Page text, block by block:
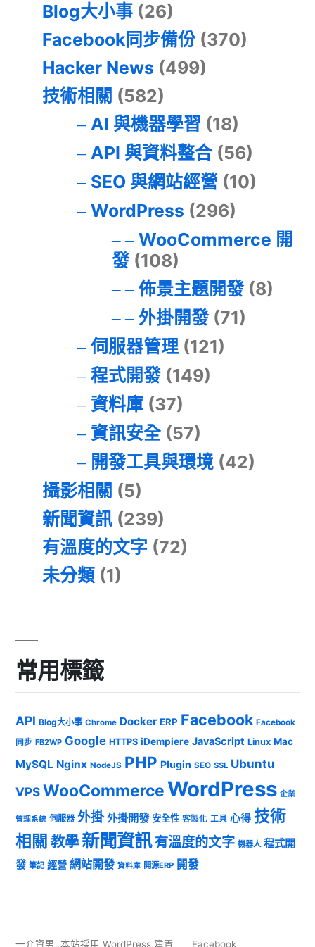
Blog大小事 (26)
Facebook同步備份 (370)
Hacker News (499)
技術相關 (582)
AI 與機器學習 (18)
API 與資料整合(56)
SEO 與網站經營 (10)
WordPress (296)
WooCommerce 開
發(108)
佈景主題開發(8)
外掛開發(71)
伺服器管理(121)
程式開發(149)
資料庫(37)
資訊安全(57)
開發工具與環境(42)
攝影相關 (5)
新聞資訊 (239)
有溫度的文字 (72)
未分類 (1)
常用標籤
API Blog大小事 Chrome Docker ERP Facebook Facebook
同步 FB2WP Google HTTPS iDempiere JavaScript Linux Mac
MySQL Nginx NodeJS PHP Plugin SEO SSL Ubuntu
VPSWooCommerceWordPress 企業
管理系統 伺服器 外掛 外掛開發 安全性 客製化 工具 心得 技術
相關 教學 新聞資訊有溫度的文字 機器人 程式開
發 筆記 經營 網站開發 資料庫 開源ERP 開發
一介資男, 本站採用 WordPress 建置 Facebook